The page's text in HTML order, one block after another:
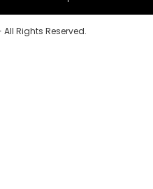
Rights Reserved.